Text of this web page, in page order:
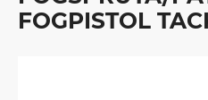
FOGPISTOL